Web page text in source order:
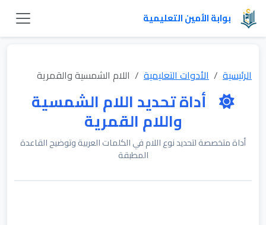
بوابة الأمين التعليمية
الرئيسية الأدوات التعليمية اللام الشمسية والقمرية
أداة تحديد اللام الشمسية
واللام القمرية
أداة متخصصة لتحديد نوع اللام في الكلمات العربية وتوضيح القاعدة
المطبقة